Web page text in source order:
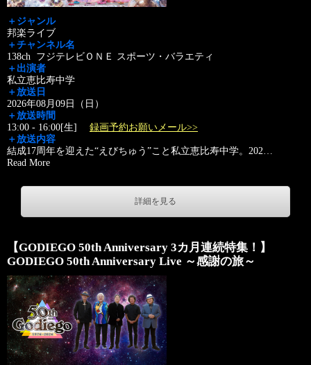
＋ジャンル
邦楽ライブ
＋チャンネル名
138ch フジテレビＯＮＥ スポーツ・バラエティ
＋出演者
私立恵比寿中学
＋放送日
2026年08月09日（日）
＋放送時間
13:00 - 16:00[生] 録画予約お願いメール>>
＋放送内容
結成17周年を迎えた“えびちゅう”こと私立恵比寿中学。202…
Read More
詳細を見る
【GODIEGO 50th Anniversary 3カ月連続特集！】
GODIEGO 50th Anniversary Live ～感謝の旅～